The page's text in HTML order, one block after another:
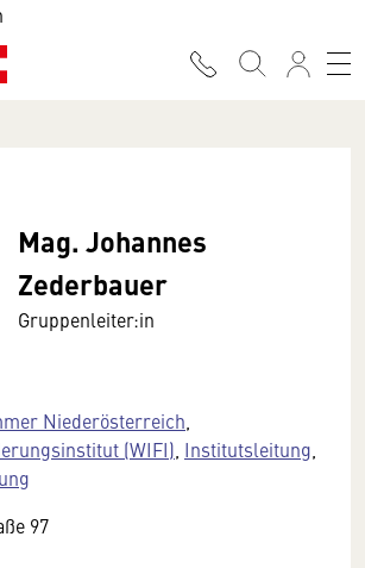
Mag. Johannes
Zederbauer
Gruppenleiter:in
Niederösterreich
(WIFI) Institutsleitung
97